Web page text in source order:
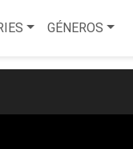
GÉNEROS